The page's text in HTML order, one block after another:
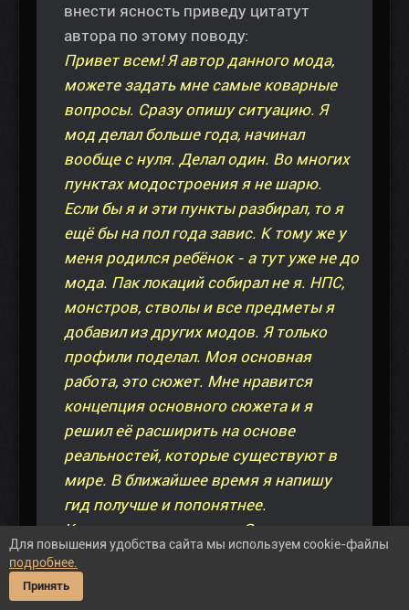
внести ясность приведу цитатут
автора по этому поводу:
Привет всем! Я автор данного мода,
можете задать мне самые коварные
вопросы. Сразу опишу ситуацию. Я
мод делал больше года, начинал
вообще с нуля. Делал один. Во многих
пунктах модостроения я не шарю.
Если бы я и эти пункты разбирал, то я
ещё бы на пол года завис. К тому же у
меня родился ребёнок - а тут уже не до
мода. Пак локаций собирал не я. НПС,
монстров, стволы и все предметы я
добавил из других модов. Я только
профили поделал. Моя основная
работа, это сюжет. Мне нравится
концепция основного сюжета и я
решил её расширить на основе
реальностей, которые существуют в
мире. В ближайшее время я напишу
гид получше и попонятнее.
Кто-то выше писал, что Зона
охватывает и границы Белоруссии.
Пардон - этого я не знал! Будем
считать, что она целиком находится на
Для повышения удобства сайта мы используем cookie-файлы
подробнее.
Принять